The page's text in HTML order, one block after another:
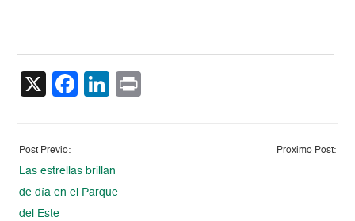
X Facebook
LinkedIn
Post Previo:
Las estrellas brillan
de día en el Parque
del Este
Proximo Post: